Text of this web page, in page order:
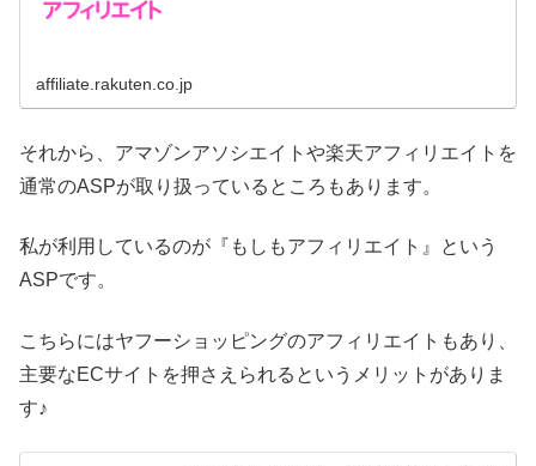
affiliate.rakuten.co.jp
それから、アマゾンアソシエイトや楽天アフィリエイトを
通常のASPが取り扱っているところもあります。
私が利用しているのが『もしもアフィリエイト』という
ASPです。
こちらにはヤフーショッピングのアフィリエイトもあり、
主要なECサイトを押さえられるというメリットがありま
す♪